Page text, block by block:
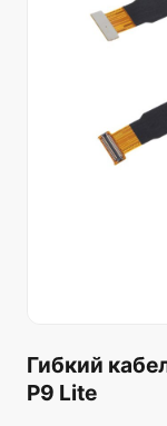
Гибкий
P9 Lite